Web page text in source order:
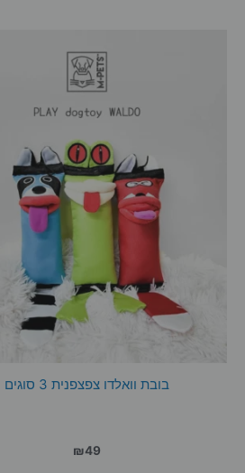
בובת וואלדו צפצפנית 3 סוגים
₪49